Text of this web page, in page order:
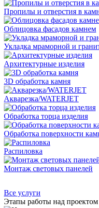
Пропилы и отверстия в
Облицовка фасадов камнем
Укладка мраморной и
Архитектурные изделия
3D обработка камня
Акварезка/WATERJET
Обработка торца изделия
Обработка поверхности
Распиловка
Монтаж световых панелей
Все услуги
Этапы работы над проектом